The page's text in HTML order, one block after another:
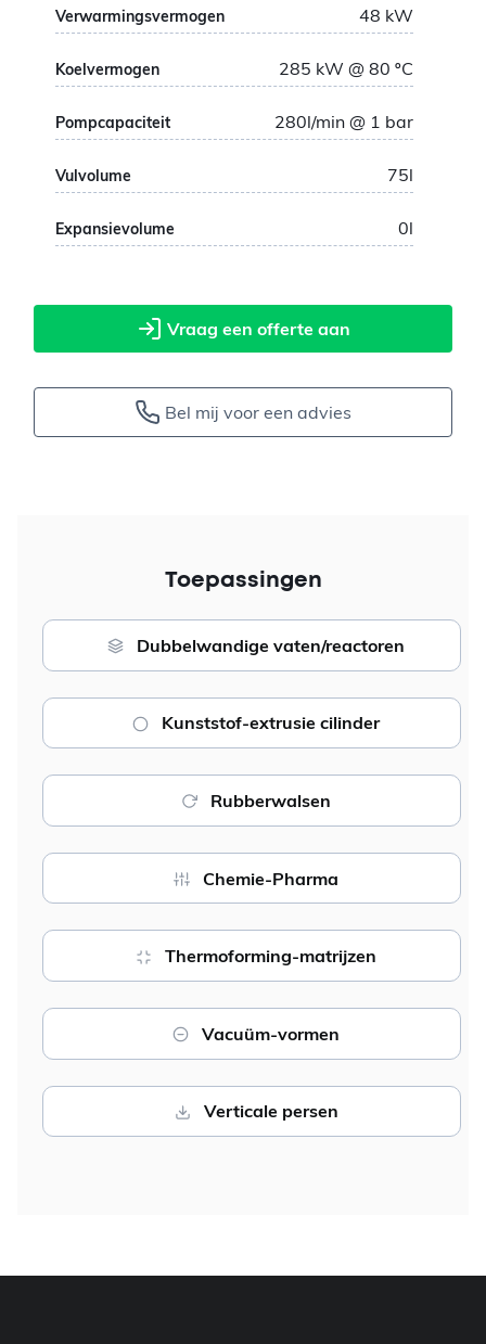
Verwarmingsvermogen 48 kW
Koelvermogen 285 kW @ 80 ºC
Pompcapaciteit 280l/min @ 1 bar
Vulvolume 75l
Expansievolume 0l
Vraag een offerte aan
Bel mij voor een advies
Toepassingen
Dubbelwandige vaten/reactoren
Kunststof-extrusie cilinder
Rubberwalsen
Chemie-Pharma
Thermoforming-matrijzen
Vacuüm-vormen
Verticale persen